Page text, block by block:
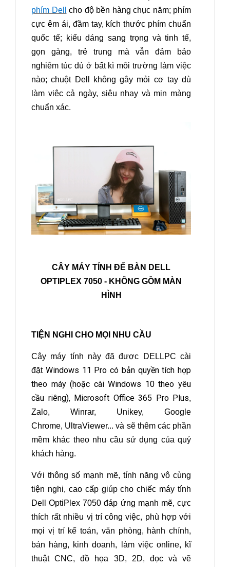
phím Dell
cho độ bền hàng chục năm; phím
cực êm ái, đầm tay, kích thước phím chuẩn
quốc tế; kiểu dáng sang trọng và tinh tế,
gọn gàng, trẻ trung mà vẫn đảm bảo
nghiêm túc dù ở bất kì môi trường làm việc
nào; chuột Dell không gây mỏi cơ tay dù
làm việc cả ngày, siêu nhạy và mịn màng
chuẩn xác.
CÂY MÁY TÍNH ĐỂ BÀN DELL
OPTIPLEX 7050 - KHÔNG GỒM MÀN
HÌNH
TIỆN NGHI CHO MỌI NHU CẦU
Cây máy tính này đã được DELLPC cài
đặt Windows 11 Pro có bản quyền tích hợp
theo máy (hoặc cài Windows 10 theo yêu
cầu riêng), Microsoft Office 365 Pro Plus,
Zalo, Winrar, Unikey, Google
Chrome, UltraViewer... và sẽ thêm các phần
mềm khác theo nhu cầu sử dụng của quý
khách hàng.
Với thông số mạnh mẽ, tính năng vô cùng
tiện nghi, cao cấp giúp cho chiếc máy tính
Dell OptiPlex 7050 đáp ứng mạnh mẽ, cực
thích rất nhiều vị trí công việc, phù hợp với
mọi vị trí kế toán, văn phòng, hành chính,
bán hàng, kinh doanh, làm việc online, kĩ
thuật CNC, đồ họa 3D, 2D, đọc và vẽ